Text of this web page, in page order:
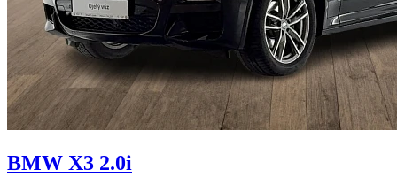
BMW X3 2.0i